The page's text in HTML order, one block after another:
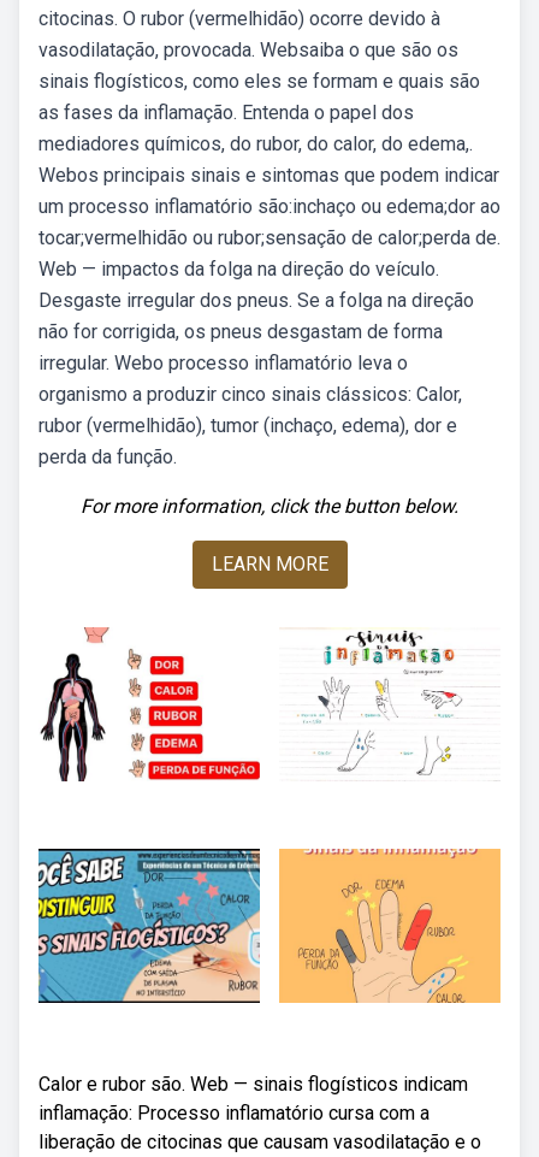
citocinas. O rubor (vermelhidão) ocorre devido à
vasodilatação, provocada. Websaiba o que são os
sinais flogísticos, como eles se formam e quais são
as fases da inflamação. Entenda o papel dos
mediadores químicos, do rubor, do calor, do edema,.
Webos principais sinais e sintomas que podem indicar
um processo inflamatório são:inchaço ou edema;dor ao
tocar;vermelhidão ou rubor;sensação de calor;perda de.
Web — impactos da folga na direção do veículo.
Desgaste irregular dos pneus. Se a folga na direção
não for corrigida, os pneus desgastam de forma
irregular. Webo processo inflamatório leva o
organismo a produzir cinco sinais clássicos: Calor,
rubor (vermelhidão), tumor (inchaço, edema), dor e
perda da função.
For more information, click the button below.
LEARN MORE
Calor e rubor são. Web — sinais flogísticos indicam
inflamação: Processo inflamatório cursa com a
liberação de citocinas que causam vasodilatação e o